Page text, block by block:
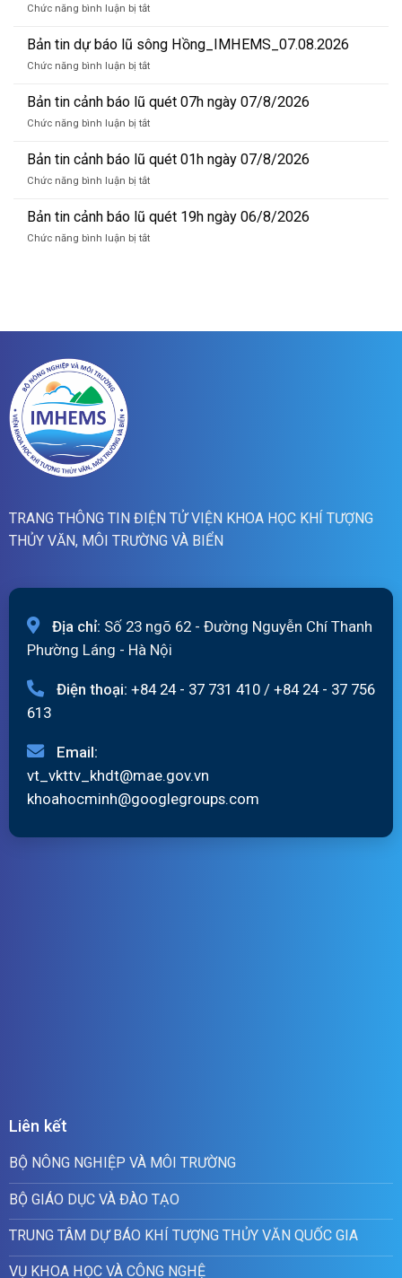
Chức năng bình luận bị tắtở
tin
báo
sông
Hồng_IMHEMS_08.08.2026
Bản tin dự báo lũ sông Hồng_IMHEMS_07.08.2026
Chức năng bình luận bị tắtở
tin
dự
báo
sông
Hồng_IMHEMS_07.08.2026
Bản tin cảnh báo lũ quét 07h ngày 07/8/2026
Chức năng bình luận bị tắtở
tin
cảnh
báo
quét
07h
Bản tin cảnh báo lũ quét 01h ngày 07/8/2026
Chức năng bình luận bị tắtở
tin
cảnh
báo
Bản tin cảnh báo lũ quét 19h ngày 06/8/2026
Chức năng bình luận bị tắtở
quét
TRANG THÔNG TIN ĐIỆN TỬ VIỆN KHOA HỌC KHÍ TƯỢNG
THỦY VĂN, MÔI TRƯỜNG VÀ BIỂN
Địa chỉ: Số 23 ngõ 62 - Đường Nguyễn Chí Thanh
Phường Láng - Hà Nội
Điện thoại: +84 24 - 37 731 410 / +84 24 - 37 756
613
Email:
vt_vkttv_khdt@mae.gov.vn
khoahocminh@googlegroups.com
Liên kết
BỘ NÔNG NGHIỆP VÀ MÔI TRƯỜNG
BỘ GIÁO DỤC VÀ ĐÀO TẠO
TRUNG TÂM DỰ BÁO KHÍ TƯỢNG THỦY VĂN QUỐC GIA
VỤ KHOA HỌC VÀ CÔNG NGHỆ